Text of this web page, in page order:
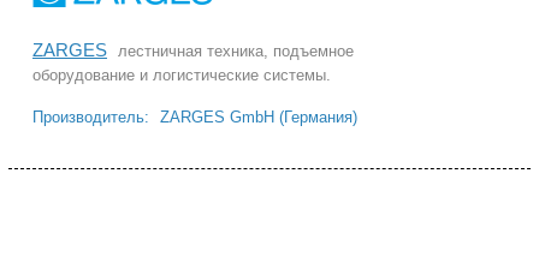
ZARGES лестничная техника, подъемное
оборудование и логистические системы.
Производитель: ZARGES GmbH (Германия)